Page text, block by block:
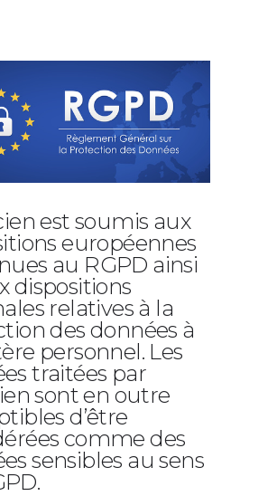
est soumis aux
européennes
au RGPD ainsi
dispositions
relatives à la
des données à
personnel. Les
traitées par
sont en outre
d’être
comme des
sensibles au sens